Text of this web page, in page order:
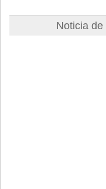
Noticia de